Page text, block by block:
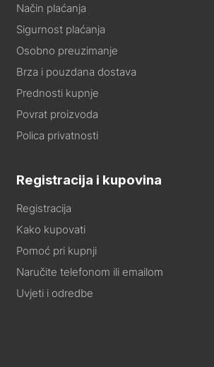
Način plaćanja
Sigurnost plaćanja
Osobno preuzimanje
Brza i pouzdana dostava
Prednosti kupnje
Povrat proizvoda
Polica privatnosti
Registracija i kupovina
Registracija
Kako kupovati
Pomoć pri kupnji
Naručite telefonom ili emailom
Uvjeti i odredbe